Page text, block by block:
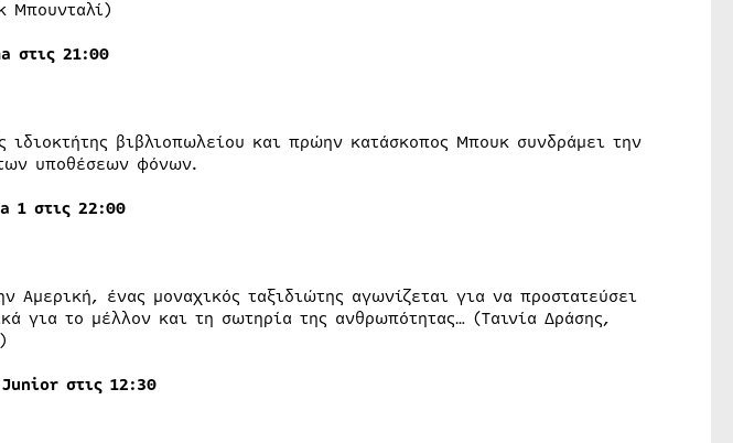
Μπουνταλί)
στις 21:00
ιδιοκτήτης βιβλιοπωλείου και πρώην κατάσκοπος Μπουκ συνδράμει την
υποθέσεων φόνων.
1 στις 22:00
Αμερική, ένας μοναχικός ταξιδιώτης αγωνίζεται για να προστατεύσει
για το μέλλον και τη σωτηρία της ανθρωπότητας… (Ταινία Δράσης,
Junior στις 12:30